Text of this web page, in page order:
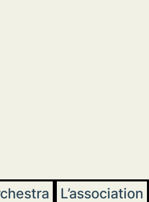
L’association